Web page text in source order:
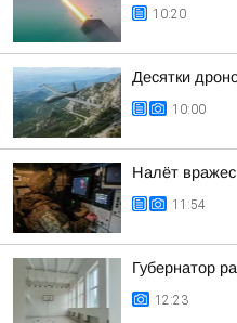
10:20
Десятки
10:00
Налёт
11:54
Губернатор
12:23